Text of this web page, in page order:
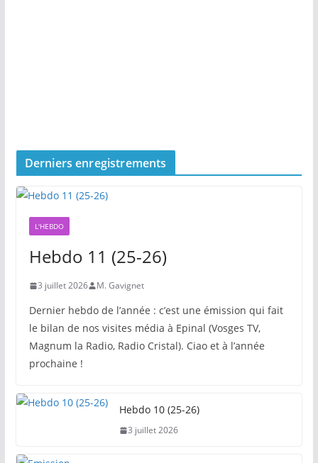
Derniers enregistrements
L'HEBDO
Hebdo 11 (25-26)
3 juillet 2026 M. Gavignet
Dernier hebdo de l’année : c’est une émission qui fait
le bilan de nos visites média à Epinal (Vosges TV,
Magnum la Radio, Radio Cristal). Ciao et à l’année
prochaine !
Hebdo 10 (25-26)
3 juillet 2026